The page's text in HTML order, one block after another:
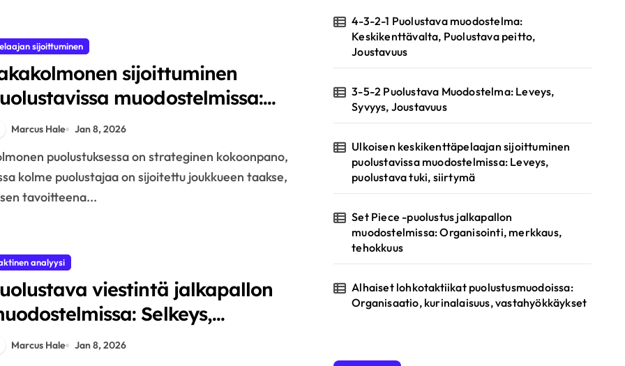
sijoittuminen
sijoittuminen
muodostelmissa:
Viestintä, peitto, tuki
Marcus Hale Jan 8, 2026
kolme puolustajaa on sijoitettu joukkueen taakse,
tavoitteena...
analyysi
viestintä jalkapallon
Selkeys,
Tehokkuus, Tuki
Marcus Hale Jan 8, 2026
4-3-2-1 Puolustava muodostelma:
Keskikenttävalta, Puolustava peitto,
Joustavuus
3-5-2 Puolustava Muodostelma: Leveys,
Syvyys, Joustavuus
Ulkoisen keskikenttäpelaajan sijoittuminen
puolustavissa muodostelmissa: Leveys,
puolustava tuki, siirtymä
Set Piece -puolustus jalkapallon
muodostelmissa: Organisointi, merkkaus,
tehokkuus
Alhaiset lohkotaktiikat puolustusmuodoissa:
Organisaatio, kurinalaisuus, vastahyökkäykset